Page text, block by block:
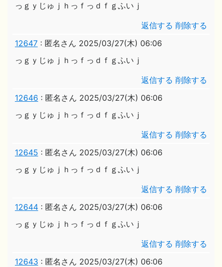
っｇｙじゅｊｈっｆっｄｆｇふいｊ
返信する 削除する
12647 : 匿名さん 2025/03/27(木) 06:06
っｇｙじゅｊｈっｆっｄｆｇふいｊ
返信する 削除する
12646 : 匿名さん 2025/03/27(木) 06:06
っｇｙじゅｊｈっｆっｄｆｇふいｊ
返信する 削除する
12645 : 匿名さん 2025/03/27(木) 06:06
っｇｙじゅｊｈっｆっｄｆｇふいｊ
返信する 削除する
12644 : 匿名さん 2025/03/27(木) 06:06
っｇｙじゅｊｈっｆっｄｆｇふいｊ
返信する 削除する
12643 : 匿名さん 2025/03/27(木) 06:06